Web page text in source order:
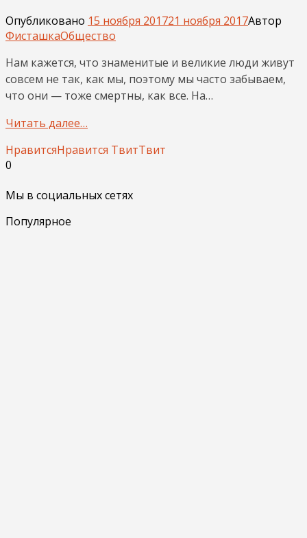
Опубликовано 15 ноября 201721 ноября 2017Автор
ФисташкаОбщество
Нам кажется, что знаменитые и великие люди живут
совсем не так, как мы, поэтому мы часто забываем,
что они — тоже смертны, как все. На…
Читать далее…
НравитсяНравится ТвитТвит
0
Мы в социальных сетях
Популярное